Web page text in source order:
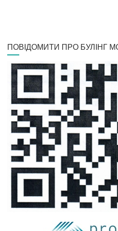
ПОВІДОМИТИ ПРО БУЛІНГ